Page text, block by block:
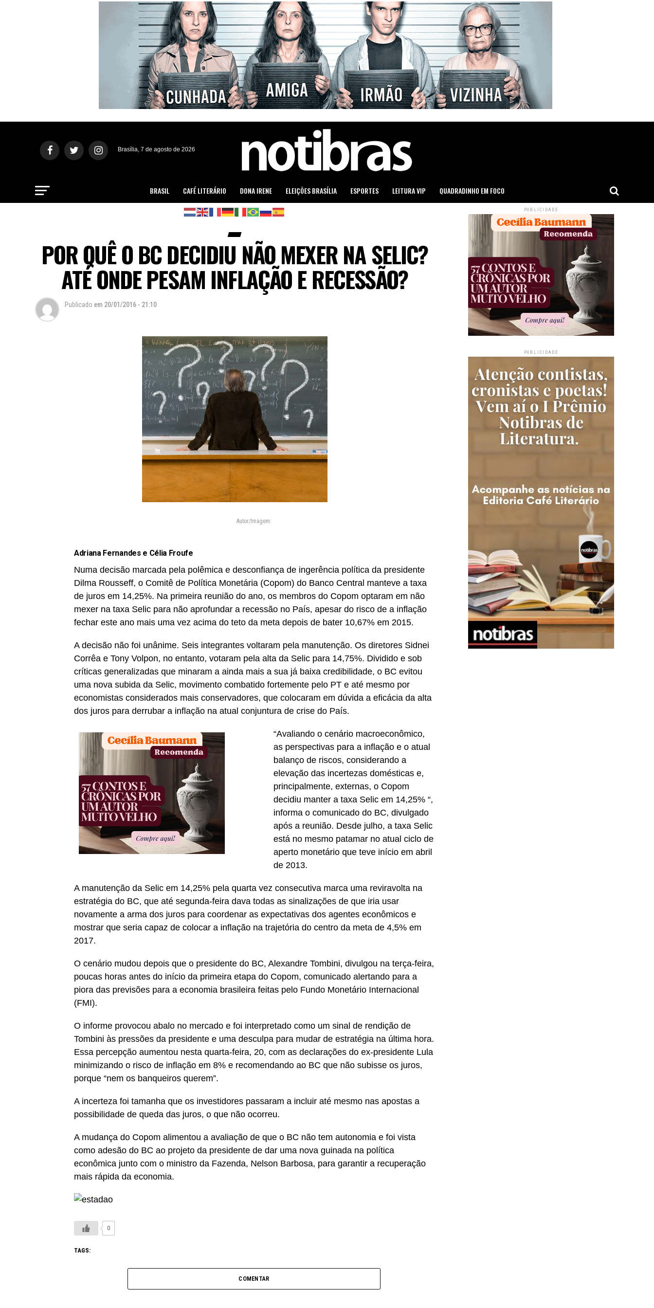
Brasília, 7 de agosto de 2026
BRASIL CAFÉ LITERÁRIO DONA IRENE ELEIÇÕES BRASÍLIA ESPORTES LEITURA VIP QUADRADINHO EM FOCO
POR QUÊ O BC DECIDIU NÃO MEXER NA SELIC?
ATÉ ONDE PESAM INFLAÇÃO E RECESSÃO?
Publicado em 20/01/2016 - 21:10
Autor/Imagem:
Adriana Fernandes e Célia Froufe
Numa decisão marcada pela polêmica e desconfiança de ingerência política da presidente
Dilma Rousseff, o Comitê de Política Monetária (Copom) do Banco Central manteve a taxa
de juros em 14,25%. Na primeira reunião do ano, os membros do Copom optaram em não
mexer na taxa Selic para não aprofundar a recessão no País, apesar do risco de a inflação
fechar este ano mais uma vez acima do teto da meta depois de bater 10,67% em 2015.
A decisão não foi unânime. Seis integrantes voltaram pela manutenção. Os diretores Sidnei
Corrêa e Tony Volpon, no entanto, votaram pela alta da Selic para 14,75%. Dividido e sob
críticas generalizadas que minaram a ainda mais a sua já baixa credibilidade, o BC evitou
uma nova subida da Selic, movimento combatido fortemente pelo PT e até mesmo por
economistas considerados mais conservadores, que colocaram em dúvida a eficácia da alta
dos juros para derrubar a inflação na atual conjuntura de crise do País.
“Avaliando o cenário macroeconômico,
as perspectivas para a inflação e o atual
balanço de riscos, considerando a
elevação das incertezas domésticas e,
principalmente, externas, o Copom
decidiu manter a taxa Selic em 14,25% “,
informa o comunicado do BC, divulgado
após a reunião. Desde julho, a taxa Selic
está no mesmo patamar no atual ciclo de
aperto monetário que teve início em abril
de 2013.
A manutenção da Selic em 14,25% pela quarta vez consecutiva marca uma reviravolta na
estratégia do BC, que até segunda-feira dava todas as sinalizações de que iria usar
novamente a arma dos juros para coordenar as expectativas dos agentes econômicos e
mostrar que seria capaz de colocar a inflação na trajetória do centro da meta de 4,5% em
2017.
O cenário mudou depois que o presidente do BC, Alexandre Tombini, divulgou na terça-feira,
poucas horas antes do início da primeira etapa do Copom, comunicado alertando para a
piora das previsões para a economia brasileira feitas pelo Fundo Monetário Internacional
(FMI).
O informe provocou abalo no mercado e foi interpretado como um sinal de rendição de
Tombini às pressões da presidente e uma desculpa para mudar de estratégia na última hora.
Essa percepção aumentou nesta quarta-feira, 20, com as declarações do ex-presidente Lula
minimizando o risco de inflação em 8% e recomendando ao BC que não subisse os juros,
porque “nem os banqueiros querem”.
A incerteza foi tamanha que os investidores passaram a incluir até mesmo nas apostas a
possibilidade de queda das juros, o que não ocorreu.
A mudança do Copom alimentou a avaliação de que o BC não tem autonomia e foi vista
como adesão do BC ao projeto da presidente de dar uma nova guinada na política
econômica junto com o ministro da Fazenda, Nelson Barbosa, para garantir a recuperação
mais rápida da economia.
0
TAGS:
COMENTAR
PUBLICIDADE
PUBLICIDADE